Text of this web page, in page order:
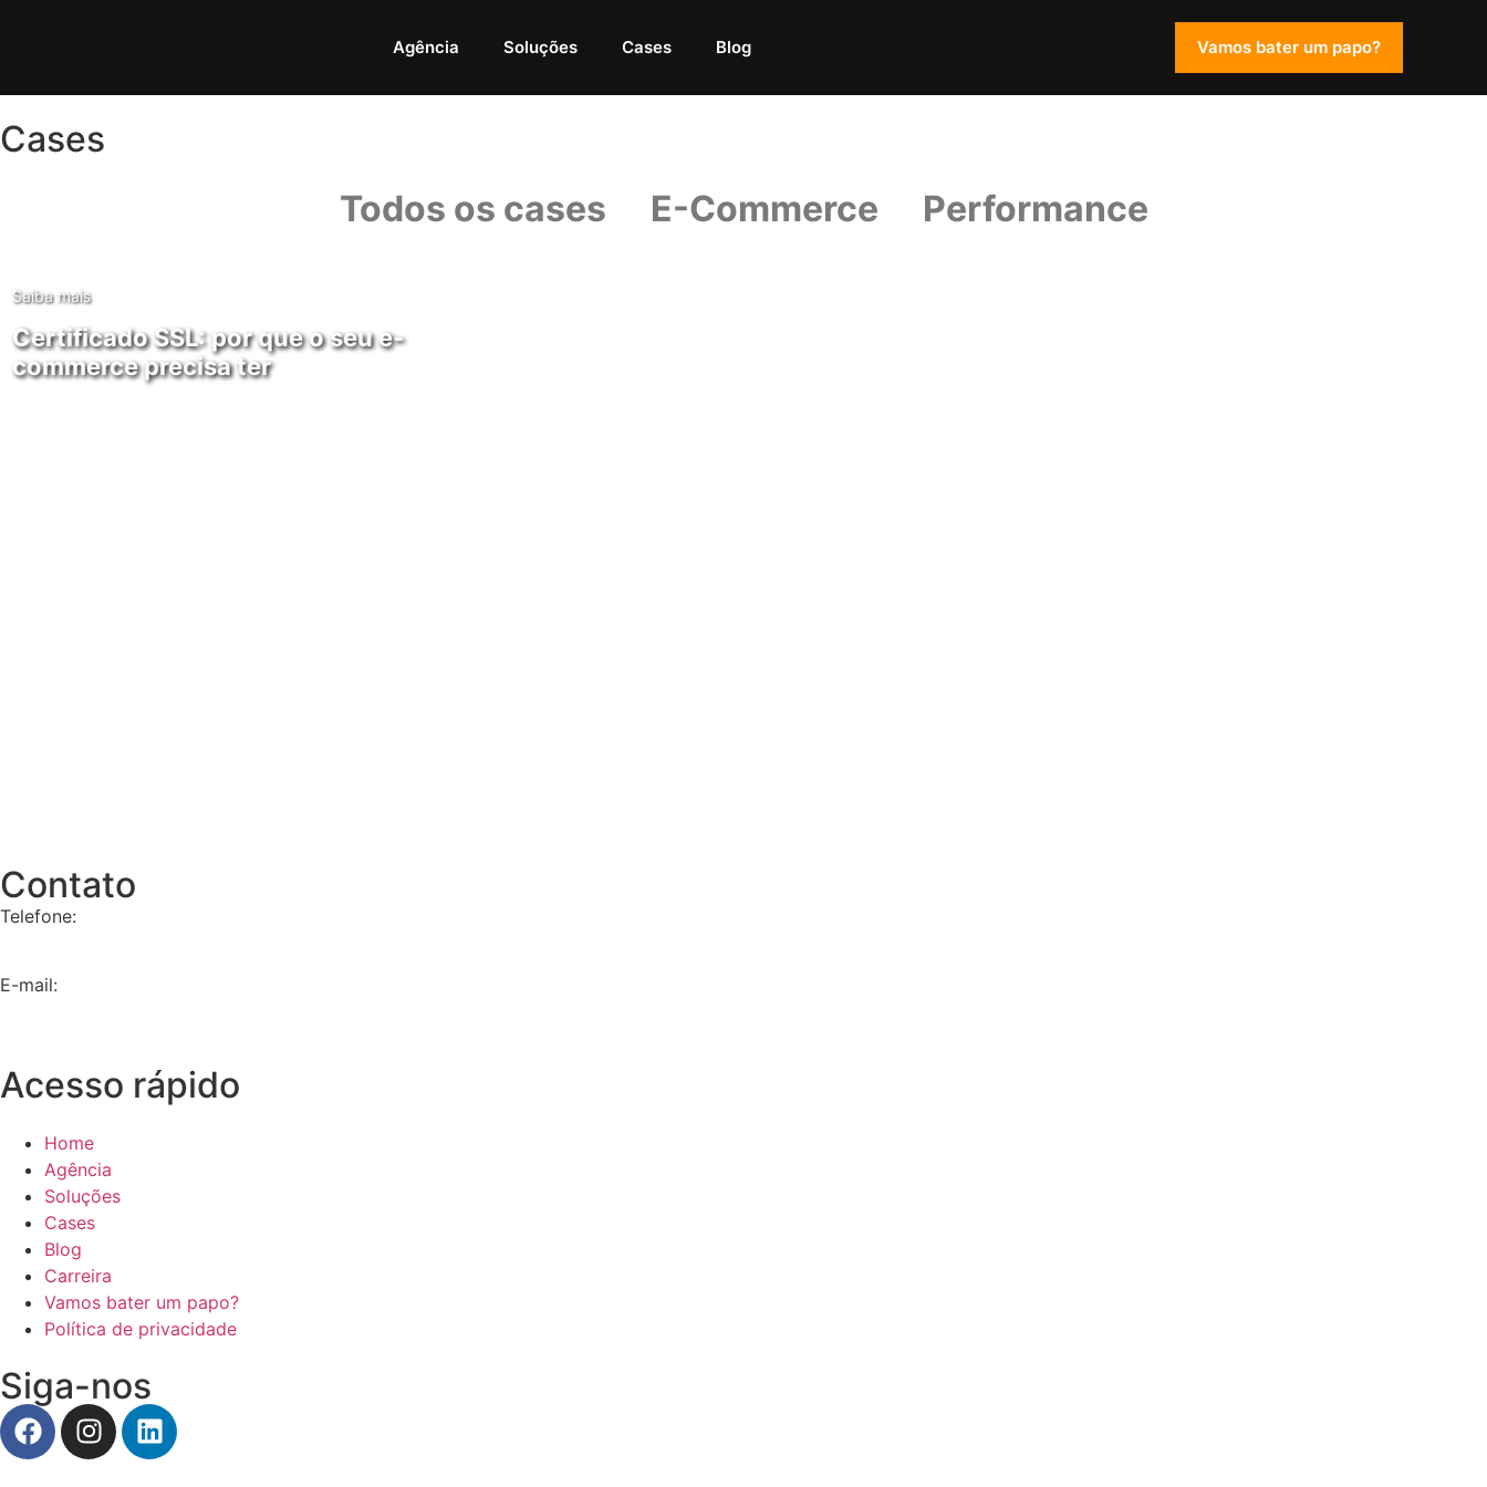
Agência Soluções Cases Blog Vamos bater um papo?
Cases
Todos os cases
E-Commerce Performance
Saiba mais
Certificado SSL: por que o seu e-
commerce precisa ter
Contato
Telefone:
E-mail:
Acesso rápido
Home
Agência
Soluções
Cases
Blog
Carreira
Vamos bater um papo?
Política de privacidade
Siga-nos